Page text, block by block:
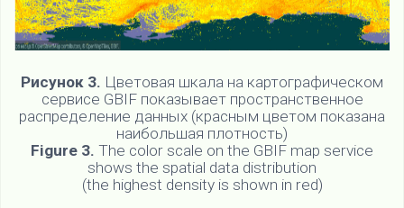
Рисунок 3. Цветовая шкала на картографическом
сервисе GBIF показывает пространственное
распределение данных (красным цветом показана
наибольшая плотность)
Figure 3. The color scale on the GBIF map service
shows the spatial data distribution
(the highest density is shown in red)